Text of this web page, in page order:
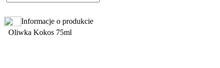
Informacje o produkcie
Oliwka Kokos 75ml